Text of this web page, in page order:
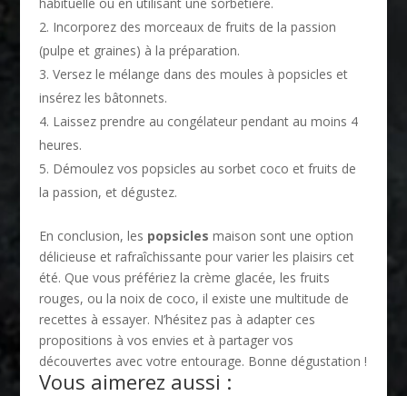
Incorporez des morceaux de fruits de la passion
(pulpe et graines) à la préparation.
Versez le mélange dans des moules à popsicles et
insérez les bâtonnets.
Laissez prendre au congélateur pendant au moins 4
heures.
Démoulez vos popsicles au sorbet coco et fruits de
la passion, et dégustez.
En conclusion, les popsicles maison sont une option
délicieuse et rafraîchissante pour varier les plaisirs cet
été. Que vous préfériez la crème glacée, les fruits
rouges, ou la noix de coco, il existe une multitude de
recettes à essayer. N’hésitez pas à adapter ces
propositions à vos envies et à partager vos
découvertes avec votre entourage. Bonne dégustation !
Vous aimerez aussi :